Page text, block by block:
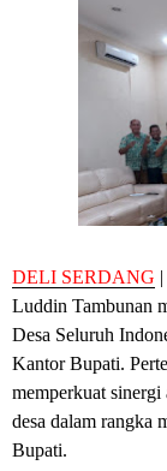
DELI SERDANG |
Luddin Tambunan
Desa Seluruh
Kantor Bupati.
memperkuat sinergi
desa dalam rangka
Bupati.